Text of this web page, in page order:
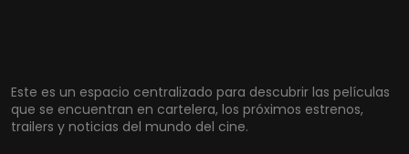
Este es un espacio centralizado para descubrir las películas
que se encuentran en cartelera, los próximos estrenos,
trailers y noticias del mundo del cine.